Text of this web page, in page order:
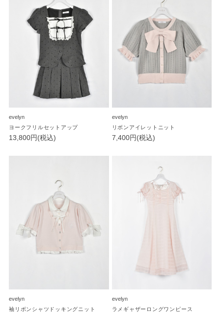
evelyn
ヨークフリルセットアップ
13,800円(税込)
evelyn
リボンアイレットニット
7,400円(税込)
evelyn
袖リボンシャツドッキングニット
evelyn
ラメギャザーロングワンピース